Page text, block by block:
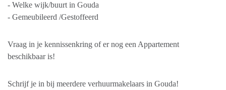
- Welke wijk/buurt in Gouda
- Gemeubileerd /Gestoffeerd
Vraag in je kennissenkring of er nog een Appartement
beschikbaar is!
Schrijf je in bij meerdere verhuurmakelaars in Gouda!